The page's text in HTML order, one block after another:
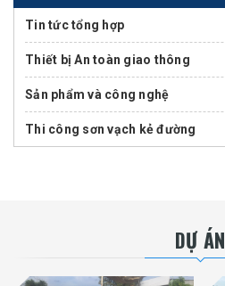
Tin tức tổng hợp
Thiết bị An toàn giao thông
Sản phẩm và công nghệ
Thi công sơn vạch kẻ đường
DỰ ÁN